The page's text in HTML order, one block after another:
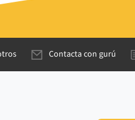
Contacta con gurú